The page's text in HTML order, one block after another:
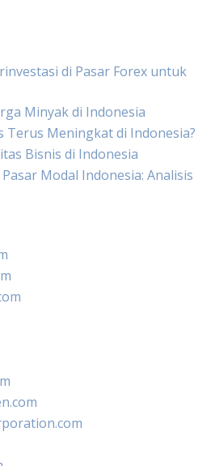
di Pasar Forex untuk
Minyak di Indonesia
Terus Meningkat di Indonesia?
Bisnis di Indonesia
Modal Indonesia: Analisis